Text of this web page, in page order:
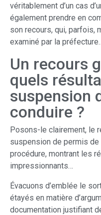
véritablement d’un cas
également prendre en
son recours, qui, parfois,
examiné par la
Un recours
quels
suspension
conduire ?
Posons-le clairement, le
suspension de permis de
procédure, montrant les
impressionnants…
Évacuons d’emblée le
étayés en matière
documentation justifiant